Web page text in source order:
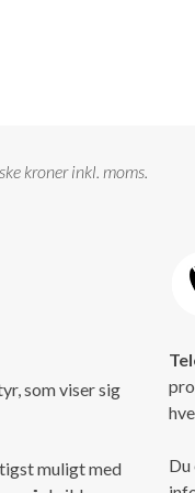
kroner inkl. moms.
som viser sig
muligt med
Du